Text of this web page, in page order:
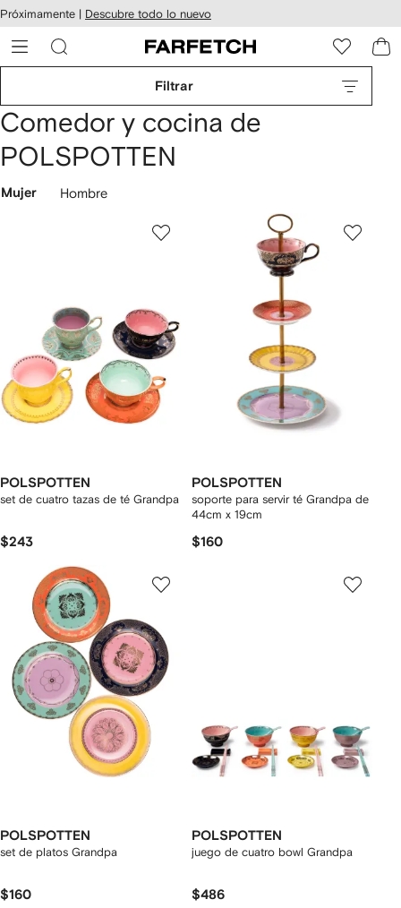
al
Próximamente | Descubre todo lo nuevo
Filtrar
Comedor y cocina de
POLSPOTTEN
Mujer Hombre
POLSPOTTEN
set de cuatro tazas de té Grandpa
$243
POLSPOTTEN
soporte para servir té Grandpa de
44cm x 19cm
$160
POLSPOTTEN
set de platos Grandpa
$160
POLSPOTTEN
juego de cuatro bowl Grandpa
$486